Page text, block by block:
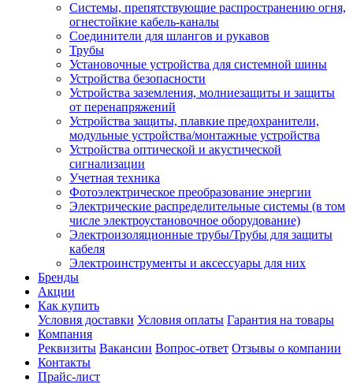
Системы, препятствующие распространению огня,
огнестойкие кабель-каналы
Соединители для шлангов и рукавов
Трубы
Установочные устройства для системной шины
Устройства безопасности
Устройства заземления, молниезащиты и защиты
от перенапряжений
Устройства защиты, плавкие предохранители,
модульные устройства/монтажные устройства
Устройства оптической и акустической
сигнализации
Учетная техника
Фотоэлектрическое преобразование энергии
Электрические распределительные системы (в том
числе электроустановочное оборудование)
Электроизоляционные трубы/Трубы для защиты
кабеля
Электроинструменты и аксессуары для них
Бренды
Акции
Как купить
Условия доставки Условия оплаты Гарантия на товары
Компания
Реквизиты Вакансии Вопрос-ответ Отзывы о компании
Контакты
Прайс-лист